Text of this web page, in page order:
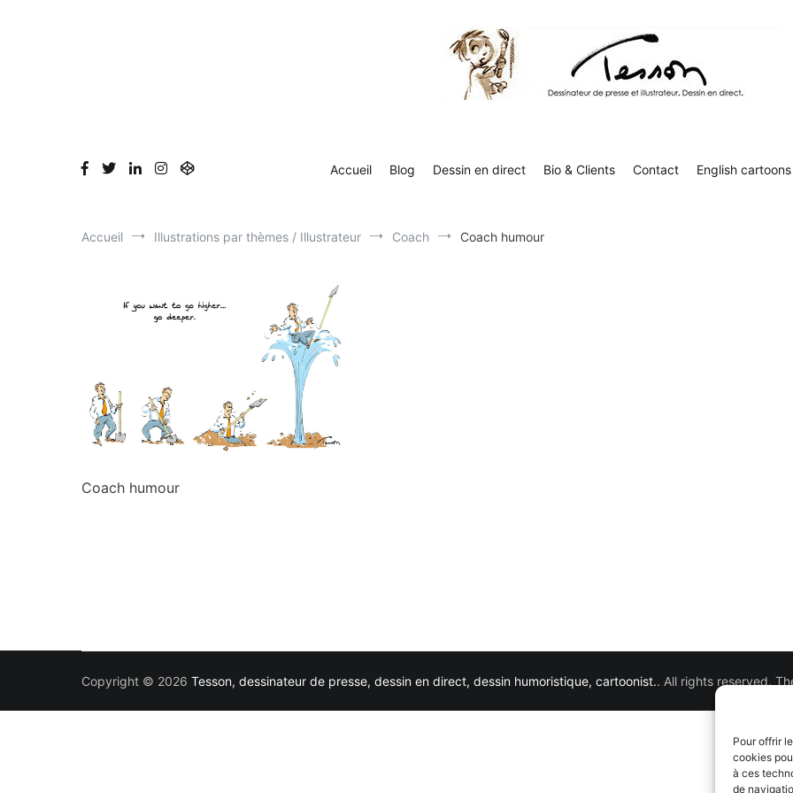
Pour offrir
cookies
à ces
de
Accueil Blog Dessin en direct Bio & Clients Contact English cartoons
Accueil Illustrations par thèmes / Illustrateur Coach Coach humour
Coach humour
Copyright © 2026 Tesson, dessinateur de presse, dessin en direct, dessin humoristique, cartoonist.. All rights reserved.